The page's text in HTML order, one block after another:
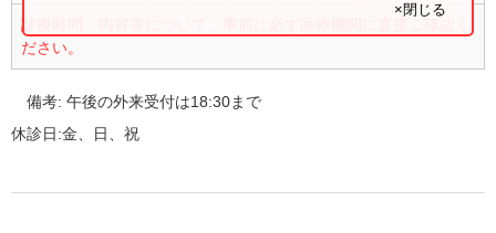
診療時間・内容等について、事前に必ず医療機関に直接ご確認く
ださい。
×閉じる
備考:午後の外来受付は18:30まで
休診日:金、日、祝